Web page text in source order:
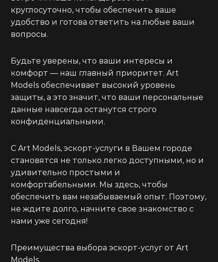
круглосуточно, чтобы обеспечить ваше
удобство и готова ответить на любые ваши
вопросы.
Будьте уверены, что ваши интересы и
комфорт — наш главный приоритет. Art
Models обеспечивает высокий уровень
защиты, а это значит, что ваши персональные
данные навсегда останутся строго
конфиденциальными.
С Art Models, эскорт-услуги в Вашем городе
становятся не только легко доступными, но и
удивительно простыми и
комфортабельными. Мы здесь, чтобы
обеспечить вам незабываемый опыт. Поэтому,
не ждите долго, начните свое знакомство с
нами уже сегодня!
Преимущества выбора эскорт-услуг от Art
Models